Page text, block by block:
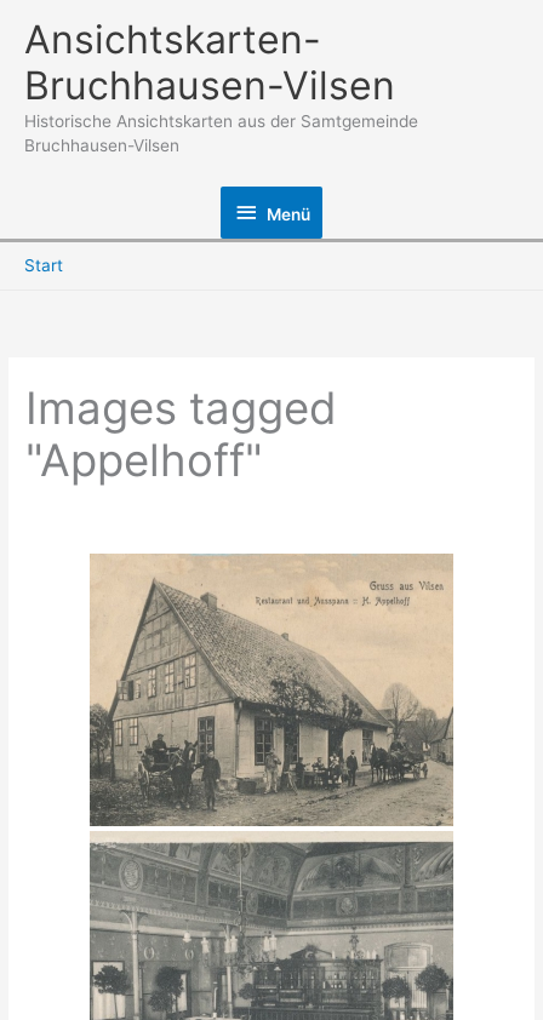
Inhalt
springen
Ansichtskarten-
Bruchhausen-Vilsen
Historische Ansichtskarten aus der Samtgemeinde
Bruchhausen-Vilsen
Menü
Menü
Start
Images tagged
"Appelhoff"